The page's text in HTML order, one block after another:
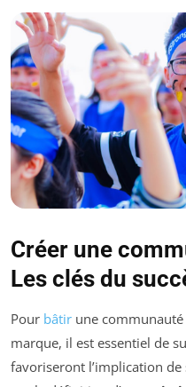
Créer une
Les clés du
Pour bâtir une communauté
marque, il est essentiel de
favoriseront l’implication